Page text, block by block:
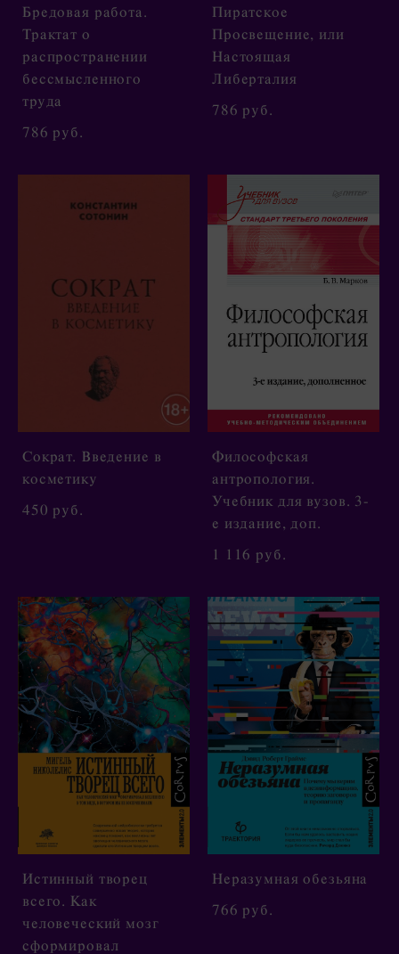
Бредовая работа.
Трактат о
распространении
бессмысленного
труда
786 pуб.
Пиратское
Просвещение, или
Настоящая
Либерталия
786 pуб.
Сократ. Введение в
косметику
450 pуб.
Философская
антропология.
Учебник для вузов. 3-
е издание, доп.
1 116 pуб.
Истинный творец
всего. Как
человеческий мозг
сформировал
Неразумная обезьяна
766 pуб.